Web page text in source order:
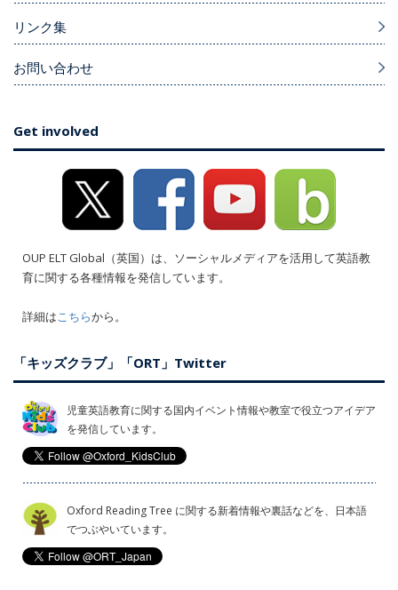
リンク集
お問い合わせ
Get involved
OUP ELT Global（英国）は、ソーシャルメディアを活用して英語教
育に関する各種情報を発信しています。
詳細はこちらから。
「キッズクラブ」「ORT」Twitter
児童英語教育に関する国内イベント情報や教室で役立つアイデア
を発信しています。
Oxford Reading Tree に関する新着情報や裏話などを、日本語
でつぶやいています。